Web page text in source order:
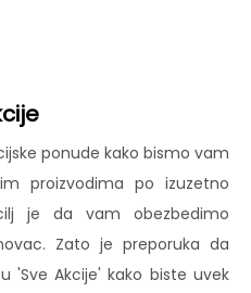
ponude kako bismo vam
proizvodima po izuzetno
je da vam obezbedimo
Zato je preporuka da
'Sve Akcije' kako biste uvek